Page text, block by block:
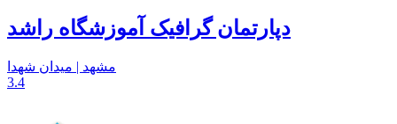
دپارتمان گرافیک آموزشگاه راشد
مشهد | میدان شهدا
3.4